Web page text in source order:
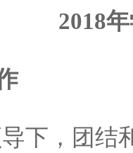
2018
下，团结